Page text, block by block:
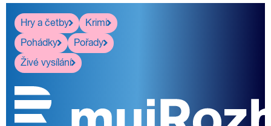
Hry a četby
Krimi
Pohádky
Pořady
Živé vysílání